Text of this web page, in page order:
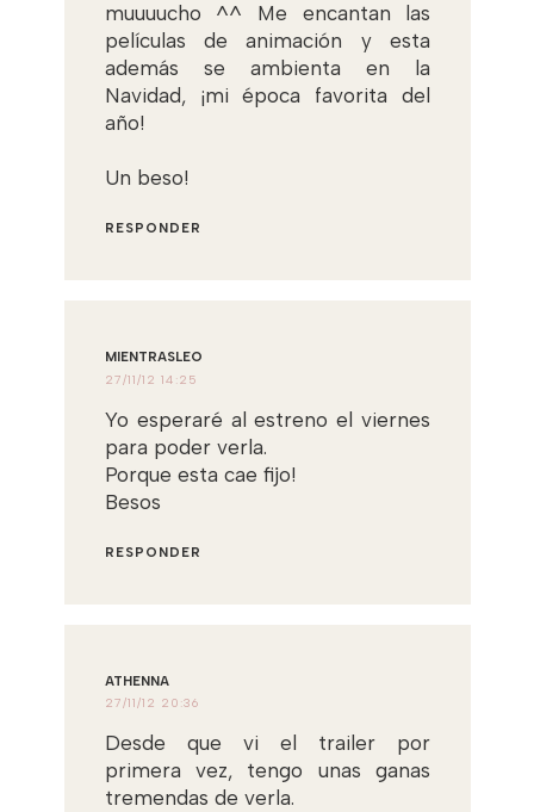
muuuucho ^^ Me encantan las
películas de animación y esta
además se ambienta en la
Navidad, ¡mi época favorita del
año!
Un beso!
RESPONDER
MIENTRASLEO
27/11/12 14:25
Yo esperaré al estreno el viernes
para poder verla.
Porque esta cae fijo!
Besos
RESPONDER
ATHENNA
27/11/12 20:36
Desde que vi el trailer por
primera vez, tengo unas ganas
tremendas de verla.